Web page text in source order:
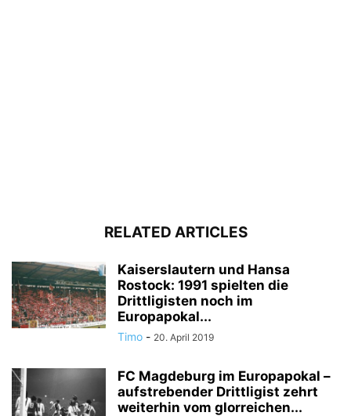
RELATED ARTICLES
Kaiserslautern und Hansa
Rostock: 1991 spielten die
Drittligisten noch im
Europapokal...
Timo - 20. April 2019
FC Magdeburg im Europapokal –
aufstrebender Drittligist zehrt
weiterhin vom glorreichen...